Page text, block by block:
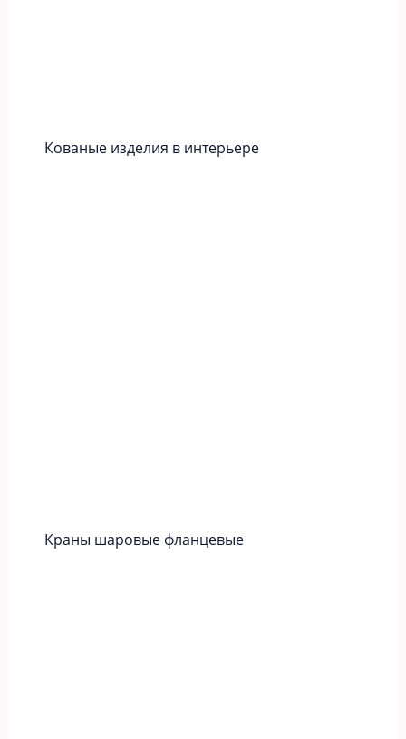
Кованые изделия в интерьере
Краны шаровые фланцевые